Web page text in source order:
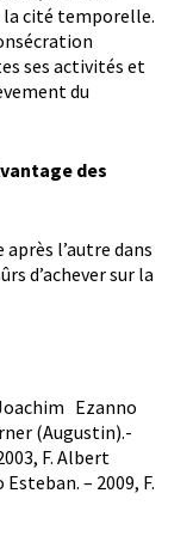
la cité temporelle.
ses activités et
du
des
après l’autre dans
d’achever sur la
Ezanno
(Augustin).-
F. Albert
– 2009, F.